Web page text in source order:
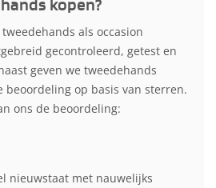
kopen?
als occasion
gecontroleerd, getest en
geven we tweedehands
beoordeling op basis van sterren.
ons de beoordeling:
nieuwstaat met nauwelijks